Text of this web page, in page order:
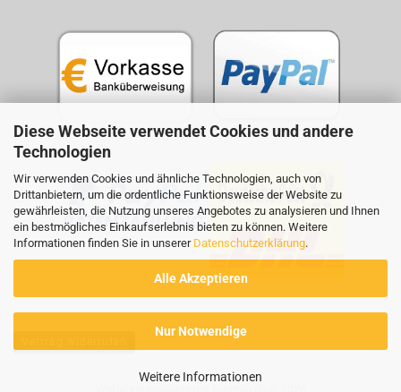
Diese Webseite verwendet Cookies und andere
Technologien
Wir verwenden Cookies und ähnliche Technologien, auch von
Drittanbietern, um die ordentliche Funktionsweise der Website zu
gewährleisten, die Nutzung unseres Angebotes zu analysieren und Ihnen
ein bestmögliches Einkaufserlebnis bieten zu können. Weitere
Informationen finden Sie in unserer Datenschutzerklärung.
Alle Akzeptieren
Nur Notwendige
Weitere Informationen